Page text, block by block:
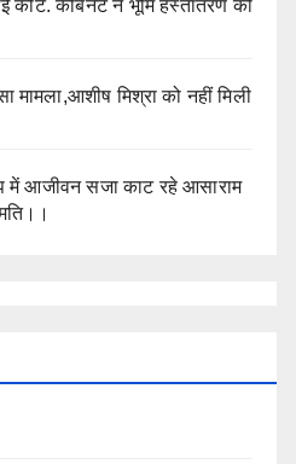
कोर्ट. कैबिनेट ने भूमि हस्तांतरण की
मामला,आशीष मिश्रा को नहीं मिली
में आजीवन सजा काट रहे आसाराम